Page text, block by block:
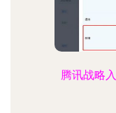
腾讯战略